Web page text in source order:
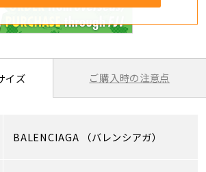
イズ ご購入時の注意点
BALENCIAGA （バレンシアガ）